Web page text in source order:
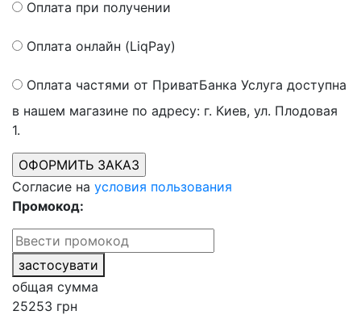
Оплата при получении
Оплата онлайн (LiqPay)
Оплата частями от ПриватБанка Услуга доступна
в нашем магазине по адресу: г. Киев, ул. Плодовая
1.
Согласие на условия пользования
Промокод:
застосувати
общая сумма
25253 грн